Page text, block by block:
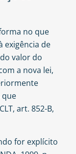
no que
exigência de
valor do
a nova lei,
que
art. 852-B,
for explícito